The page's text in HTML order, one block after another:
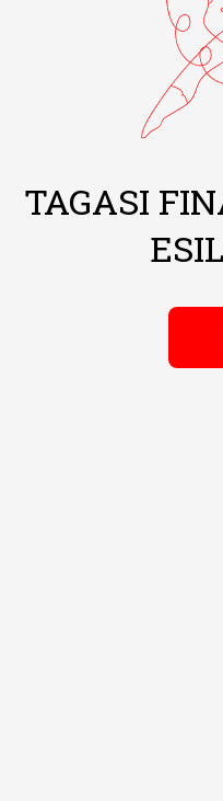
TAGASI